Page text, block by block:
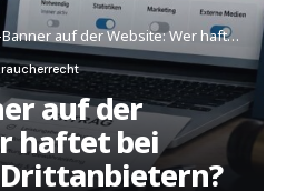
auf der Website: Wer haftet bei Fehlern von Drittanbietern?
auf der
haftet bei